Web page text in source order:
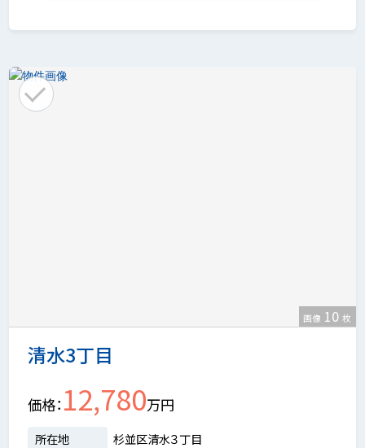
清水3丁目
画像 10 枚
価格 12,780万円
所在地
杉並区清水３丁目